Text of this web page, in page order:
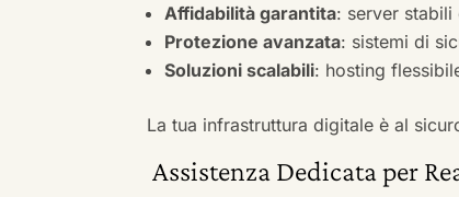
Affidabilità garantita: server stabili
Protezione avanzata: sistemi di
Soluzioni scalabili: hosting
La tua infrastruttura digitale è al
Assistenza Dedicata per